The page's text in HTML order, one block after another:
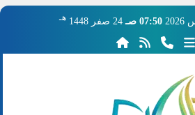
07:50 صـ 24 صفر 1448 هـ